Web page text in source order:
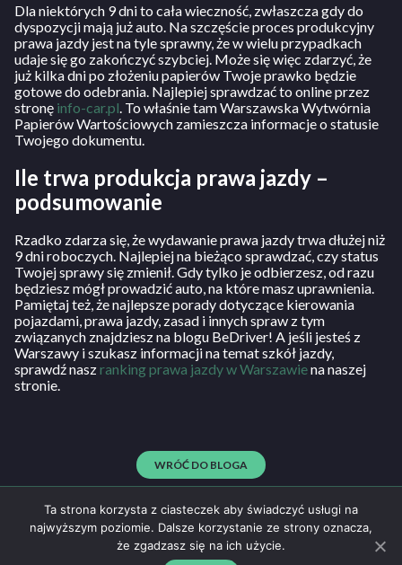
Dla niektórych 9 dni to cała wieczność, zwłaszcza gdy do
dyspozycji mają już auto. Na szczęście proces produkcyjny
prawa jazdy jest na tyle sprawny, że w wielu przypadkach
udaje się go zakończyć szybciej. Może się więc zdarzyć, że
już kilka dni po złożeniu papierów Twoje prawko będzie
gotowe do odebrania. Najlepiej sprawdzać to online przez
stronę info-car.pl . To właśnie tam Warszawska Wytwórnia
Papierów Wartościowych zamieszcza informacje o statusie
Twojego dokumentu.
Ile trwa produkcja prawa jazdy –
podsumowanie
Rzadko zdarza się, że wydawanie prawa jazdy trwa dłużej niż
9 dni roboczych. Najlepiej na bieżąco sprawdzać, czy status
Twojej sprawy się zmienił. Gdy tylko je odbierzesz, od razu
będziesz mógł prowadzić auto, na które masz uprawnienia.
Pamiętaj też, że najlepsze porady dotyczące kierowania
pojazdami, prawa jazdy, zasad i innych spraw z tym
związanych znajdziesz na blogu BeDriver! A jeśli jesteś z
Warszawy i szukasz informacji na temat szkół jazdy,
sprawdź naszranking prawa jazdy w Warszawiena naszej
stronie.
WRÓĆ DO BLOGA
NAPISZ DO NAS
Regulamin
Ta strona korzysta z ciasteczek aby świadczyć usługi na
najwyższym poziomie. Dalsze korzystanie ze strony oznacza,
że zgadzasz się na ich użycie.